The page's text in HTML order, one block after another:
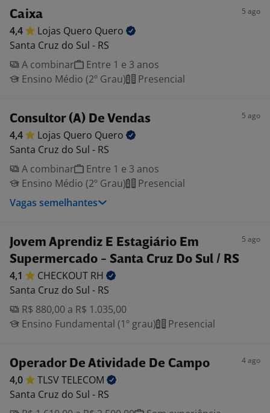
Caixa 5 ago
4,4 Lojas Quero Quero
Santa Cruz do Sul - RS
A combinar
Entre 1 e 3 anos
Ensino Médio (2º Grau)
Presencial
Consultor (A) De Vendas 5 ago
4,4 Lojas Quero Quero
Santa Cruz do Sul - RS
A combinar
Entre 1 e 3 anos
Ensino Médio (2º Grau)
Presencial
Vagas semelhantes
Jovem Aprendiz E Estagiário Em
Supermercado - Santa Cruz Do Sul / RS
5 ago
4,1 CHECKOUT RH
Santa Cruz do Sul - RS
R$ 880,00 a R$ 1.035,00
Ensino Fundamental (1º grau)
Presencial
Operador De Atividade De Campo 4 ago
4,0 TLSVTELECOM
Santa Cruz do Sul - RS